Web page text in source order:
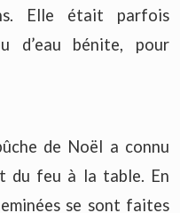
Elle était parfois
d’eau bénite, pour
de Noël a connu
du feu à la table. En
se sont faites